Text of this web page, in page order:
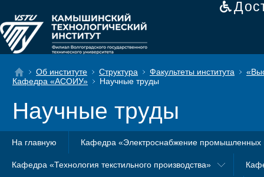
Об институте Структура Факультеты института
Кафедра «АСОИУ»
Научные труды
Научные труды
На главную Кафедра «Электроснабжение промышленных
Кафедра «Технология текстильного производства»